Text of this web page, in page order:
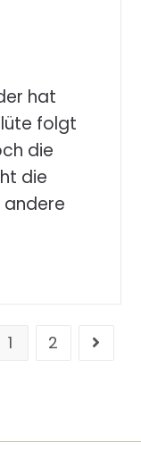
hat
folgt
die
die
andere
1 2